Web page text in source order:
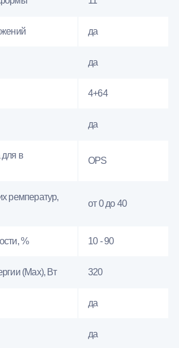
да
да
4+64
да
в
OPS
ремператур,
от 0 до 40
% 10 - 90
(Max), Вт 320
да
да